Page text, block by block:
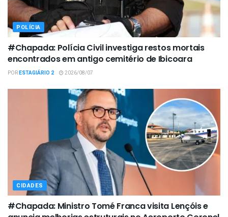
POLÍCIA
#Chapada: Polícia Civil investiga restos mortais
encontrados em antigo cemitério de Ibicoara
PORESTAGIÁRIO 2 2026/08/07
CIDADES
#Chapada: Ministro Tomé Franca visita Lençóis e